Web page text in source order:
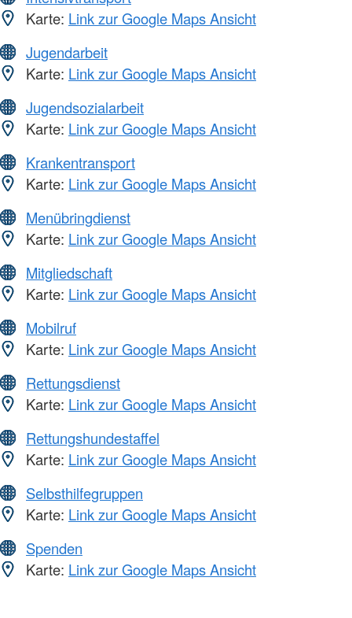
Karte: Link zur Google Maps Ansicht
Jugendarbeit
Karte: Link zur Google Maps Ansicht
Jugendsozialarbeit
Karte: Link zur Google Maps Ansicht
Krankentransport
Karte: Link zur Google Maps Ansicht
Menübringdienst
Karte: Link zur Google Maps Ansicht
Mitgliedschaft
Karte: Link zur Google Maps Ansicht
Mobilruf
Karte: Link zur Google Maps Ansicht
Rettungsdienst
Karte: Link zur Google Maps Ansicht
Rettungshundestaffel
Karte: Link zur Google Maps Ansicht
Selbsthilfegruppen
Karte: Link zur Google Maps Ansicht
Spenden
Karte: Link zur Google Maps Ansicht